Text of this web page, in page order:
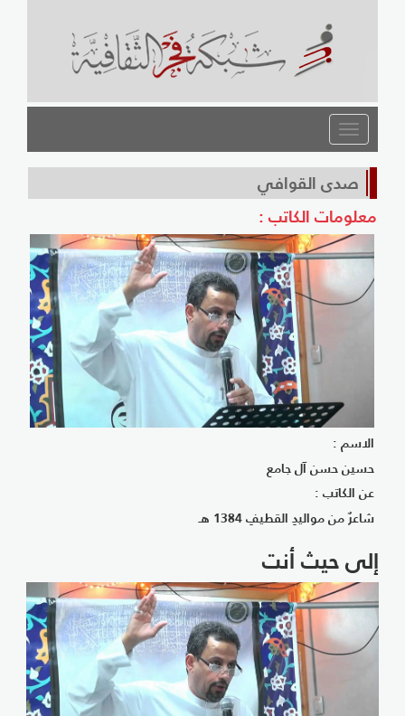
القائمة
صدى القوافي
معلومات الكاتب :
الاسم :
حسين حسن آل جامع
عن الكاتب :
شاعرٌ من مواليدِ القطيفِ 1384 هـ
إلى حيث أنت